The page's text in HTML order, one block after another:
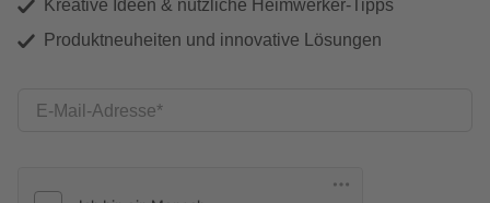
Kreative Ideen & nützliche Heimwerker-Tipps
Produktneuheiten und innovative Lösungen
E-Mail-Adresse